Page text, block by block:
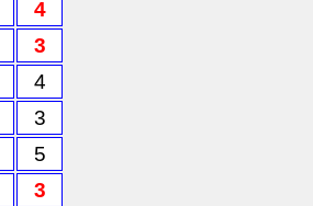
4
3
4
3
5
3